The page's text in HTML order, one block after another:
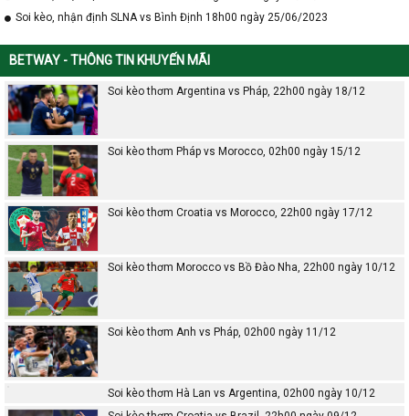
Soi kèo, nhận định SLNA vs Bình Định 18h00 ngày 25/06/2023
BETWAY - THÔNG TIN KHUYẾN MÃI
Soi kèo thơm Argentina vs Pháp, 22h00 ngày 18/12
Soi kèo thơm Pháp vs Morocco, 02h00 ngày 15/12
Soi kèo thơm Croatia vs Morocco, 22h00 ngày 17/12
Soi kèo thơm Morocco vs Bồ Đào Nha, 22h00 ngày 10/12
Soi kèo thơm Anh vs Pháp, 02h00 ngày 11/12
Soi kèo thơm Hà Lan vs Argentina, 02h00 ngày 10/12